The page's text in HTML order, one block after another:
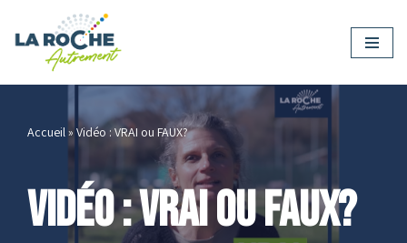
Aller
Accueil» Vidéo : VRAI ou FAUX?
Vidéo : VRAI ou FAUX?